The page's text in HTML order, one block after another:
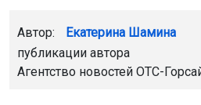
Автор: Екатерина Шамина
публикации автора
Агентство новостей ОТС-